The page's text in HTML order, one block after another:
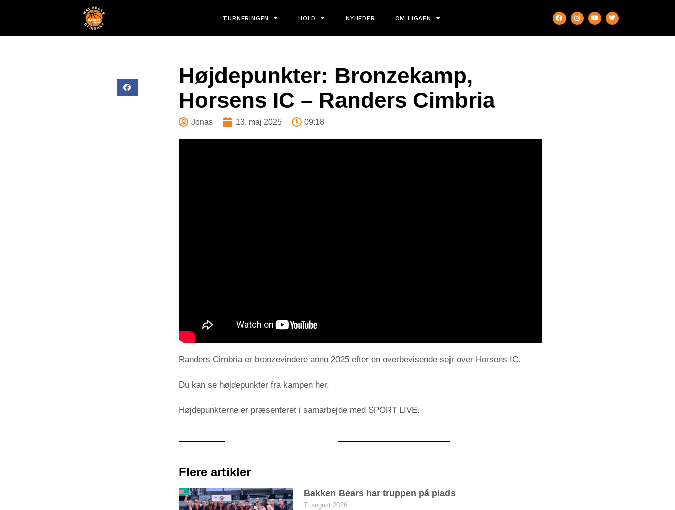
TURNERINGEN HOLD NYHEDER OM LIGAEN
Højdepunkter: Bronzekamp,
Horsens IC – Randers Cimbria
Jonas 13. maj 2025 09:18
Randers Cimbria er bronzevindere anno 2025 efter en overbevisende sejr over Horsens IC.
Du kan se højdepunkter fra kampen her.
Højdepunkterne er præsenteret i samarbejde med SPORT LIVE.
Flere artikler
Bakken Bears har truppen på plads
7. august 2026